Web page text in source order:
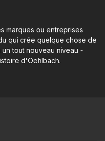
marques ou entreprises
qui crée quelque chose de
tout nouveau niveau -
d'Oehlbach.